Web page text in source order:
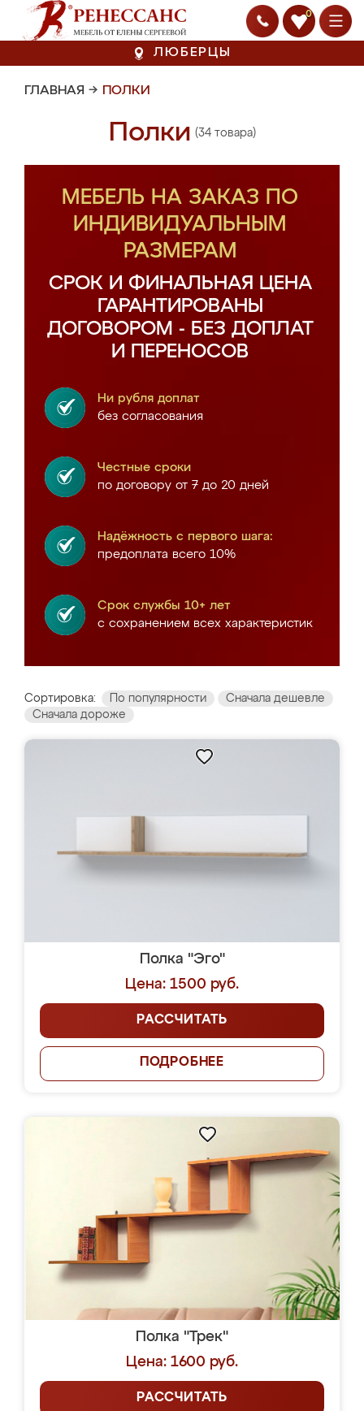
0
ЛЮБЕРЦЫ
ГЛАВНАЯ → ПОЛКИ
Полки (34 товара)
МЕБЕЛЬ НА ЗАКАЗ ПО
ИНДИВИДУАЛЬНЫМ
РАЗМЕРАМ
СРОК И ФИНАЛЬНАЯ ЦЕНА
ГАРАНТИРОВАНЫ
ДОГОВОРОМ - БЕЗ ДОПЛАТ
И ПЕРЕНОСОВ
Ни рубля доплат
без согласования
Честные сроки
по договору от 7 до 20 дней
Надёжность с первого шага:
предоплата всего 10%
Срок службы 10+ лет
с сохранением всех характеристик
Сортировка: По популярности
Сначала дешевле
Сначала дороже
Полка "Эго"
Цена: 1500 руб.
РАССЧИТАТЬ
ПОДРОБНЕЕ
Полка "Трек"
Цена: 1600 руб.
РАССЧИТАТЬ